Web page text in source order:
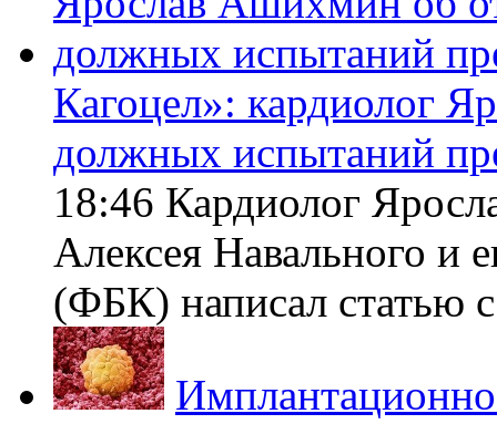
Кагоцел»: кардиолог
должных испытаний
18:46 Кардиолог
Алексея Навального и
(ФБК) написал статью